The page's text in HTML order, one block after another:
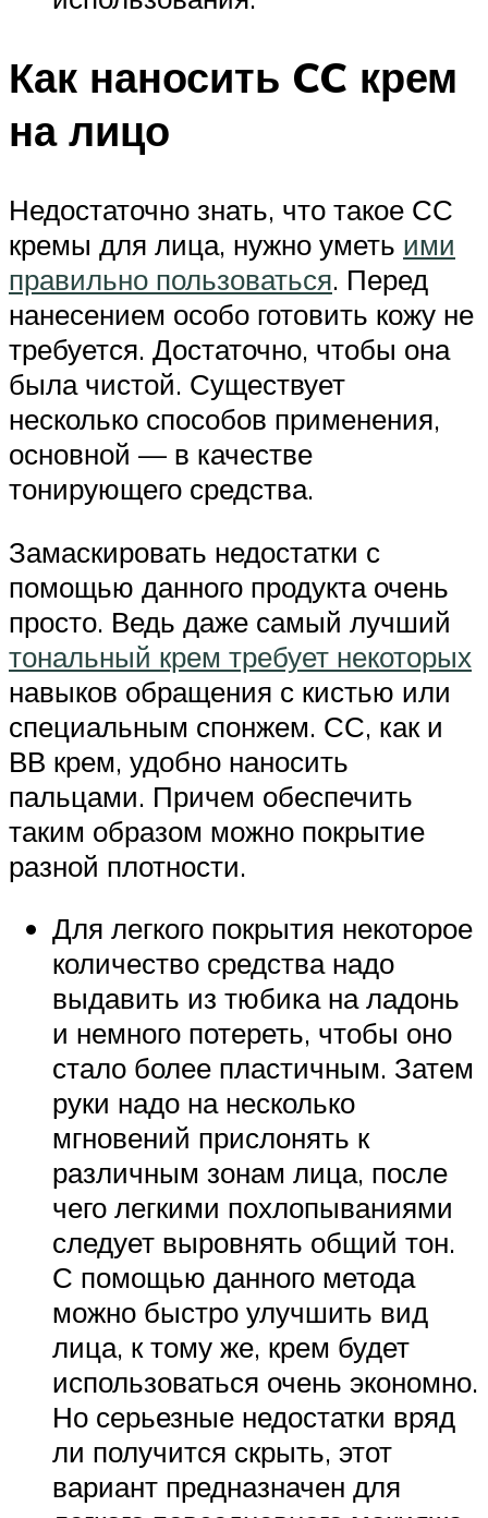
Как наносить CC крем
на лицо
Недостаточно знать, что такое СС
кремы для лица, нужно уметь ими
правильно пользоваться. Перед
нанесением особо готовить кожу не
требуется. Достаточно, чтобы она
была чистой. Существует
несколько способов применения,
основной — в качестве
тонирующего средства.
Замаскировать недостатки с
помощью данного продукта очень
просто. Ведь даже самый лучший
тональный крем требует некоторых
навыков обращения с кистью или
специальным спонжем. СС, как и
ВВ крем, удобно наносить
пальцами. Причем обеспечить
таким образом можно покрытие
разной плотности.
Для легкого покрытия некоторое
количество средства надо
выдавить из тюбика на ладонь
и немного потереть, чтобы оно
стало более пластичным. Затем
руки надо на несколько
мгновений прислонять к
различным зонам лица, после
чего легкими похлопываниями
следует выровнять общий тон.
С помощью данного метода
можно быстро улучшить вид
лица, к тому же, крем будет
использоваться очень экономно.
Но серьезные недостатки вряд
ли получится скрыть, этот
вариант предназначен для